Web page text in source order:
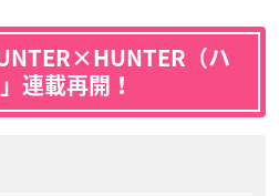
（ハ
連載再開！